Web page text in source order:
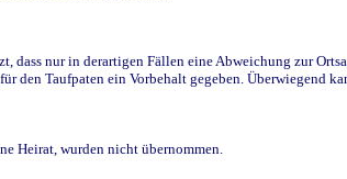
nur in derartigen Fällen eine Abweichung zur
Taufpaten ein Vorbehalt gegeben. Überwiegend
Heirat, wurden nicht übernommen.